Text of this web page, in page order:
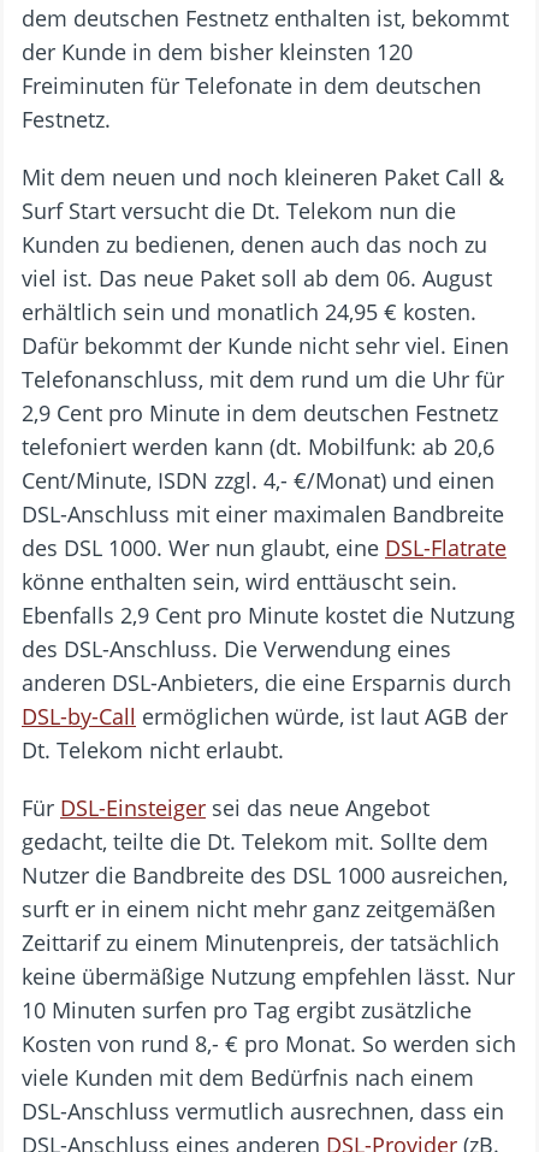
dem deutschen Festnetz enthalten ist, bekommt
der Kunde in dem bisher kleinsten 120
Freiminuten für Telefonate in dem deutschen
Festnetz.
Mit dem neuen und noch kleineren Paket Call &
Surf Start versucht die Dt. Telekom nun die
Kunden zu bedienen, denen auch das noch zu
viel ist. Das neue Paket soll ab dem 06. August
erhältlich sein und monatlich 24,95 € kosten.
Dafür bekommt der Kunde nicht sehr viel. Einen
Telefonanschluss, mit dem rund um die Uhr für
2,9 Cent pro Minute in dem deutschen Festnetz
telefoniert werden kann (dt. Mobilfunk: ab 20,6
Cent/Minute, ISDN zzgl. 4,- €/Monat) und einen
DSL-Anschluss mit einer maximalen Bandbreite
des DSL 1000. Wer nun glaubt, eine DSL-Flatrate
könne enthalten sein, wird enttäuscht sein.
Ebenfalls 2,9 Cent pro Minute kostet die Nutzung
des DSL-Anschluss. Die Verwendung eines
anderen DSL-Anbieters, die eine Ersparnis durch
DSL-by-Call ermöglichen würde, ist laut AGB der
Dt. Telekom nicht erlaubt.
Für DSL-Einsteiger sei das neue Angebot
gedacht, teilte die Dt. Telekom mit. Sollte dem
Nutzer die Bandbreite des DSL 1000 ausreichen,
surft er in einem nicht mehr ganz zeitgemäßen
Zeittarif zu einem Minutenpreis, der tatsächlich
keine übermäßige Nutzung empfehlen lässt. Nur
10 Minuten surfen pro Tag ergibt zusätzliche
Kosten von rund 8,- € pro Monat. So werden sich
viele Kunden mit dem Bedürfnis nach einem
DSL-Anschluss vermutlich ausrechnen, dass ein
DSL-Anschluss eines anderen DSL-Provider (zB.